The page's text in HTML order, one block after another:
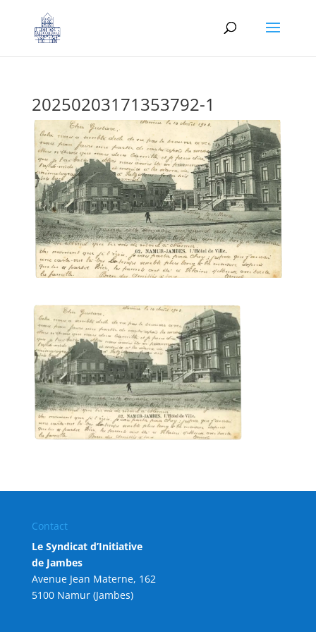
20250203171353792-1
Contact
Le Syndicat d’Initiative
de Jambes
Avenue Jean Materne, 162
5100 Namur (Jambes)